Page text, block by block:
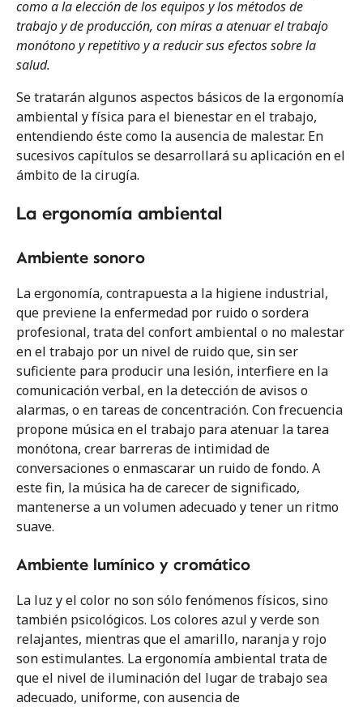
NUEVO
Tema 12
La ergonomía en la cirugía torácica
NUEVO
Tema 13
Los TME en obstetricia y ginecología
Tema 14
Trastornos musculoesqueléticos en
urología
NUEVO
Tema 15
Trastornos musculoesqueléticos en cirugía
maxilofacial
NUEVO
Tema 16
TME Oftalmología
Tema 17
Trastornos musculoesqueléticos en cirugía
ortopédica y traumatología
como a la elección de los equipos y los métodos de
trabajo y de producción, con miras a atenuar el trabajo
monótono y repetitivo y a reducir sus efectos sobre la
salud.
Se tratarán algunos aspectos básicos de la ergonomía
ambiental y física para el bienestar en el trabajo,
entendiendo éste como la ausencia de malestar. En
sucesivos capítulos se desarrollará su aplicación en el
ámbito de la cirugía.
La ergonomía ambiental
Ambiente sonoro
La ergonomía, contrapuesta a la higiene industrial,
que previene la enfermedad por ruido o sordera
profesional, trata del confort ambiental o no malestar
en el trabajo por un nivel de ruido que, sin ser
suficiente para producir una lesión, interfiere en la
comunicación verbal, en la detección de avisos o
alarmas, o en tareas de concentración. Con frecuencia
propone música en el trabajo para atenuar la tarea
monótona, crear barreras de intimidad de
conversaciones o enmascarar un ruido de fondo. A
este fin, la música ha de carecer de significado,
mantenerse a un volumen adecuado y tener un ritmo
suave.
Ambiente lumínico y cromático
La luz y el color no son sólo fenómenos físicos, sino
también psicológicos. Los colores azul y verde son
relajantes, mientras que el amarillo, naranja y rojo
son estimulantes. La ergonomía ambiental trata de
que el nivel de iluminación del lugar de trabajo sea
adecuado, uniforme, con ausencia de